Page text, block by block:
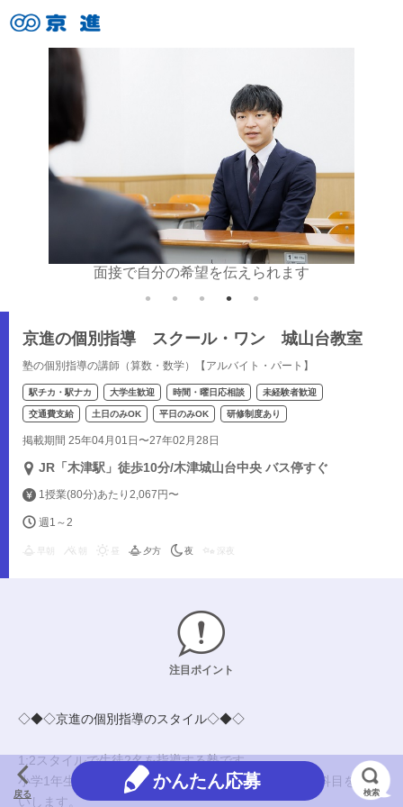
面接で自分の希望を伝えられます
京進の個別指導 スクール・ワン 城山台教室
塾の個別指導の講師（算数・数学）【アルバイト・パート】
駅チカ・駅ナカ 大学生歓迎 時間・曜日応相談 未経験者歓迎
交通費支給 土日のみOK 平日のみOK 研修制度あり
掲載期間 25年04月01日〜27年02月28日
JR「木津駅」徒歩10分/木津城山台中央 バス停すぐ
1授業(80分)あたり2,067円〜
週1～2
夕方 夜 深夜
注目ポイント
◇◆◇京進の個別指導のスタイル◇◆◇
1:2スタイルで生徒2名を指導する塾です。
小学1年生～高校3年生にあなたの得意な算・数(理系)科目をお願
いします。
戻る
かんたん応募
検索